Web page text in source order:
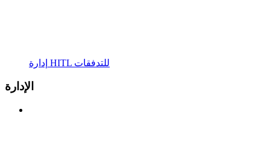
إدارة HITL للتدفقات
الإدارة